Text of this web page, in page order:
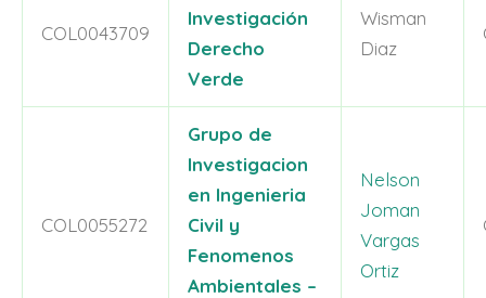
COL0043709
Investigación
Derecho
Verde
Wisman
Diaz
COL0055272
Grupo de
Investigacion
en Ingenieria
Civil y
Fenomenos
Ambientales –
Nelson
Joman
Vargas
Ortiz